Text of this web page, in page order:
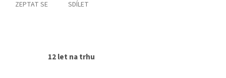
ZEPTAT SE SDÍLET
12 let na trhu